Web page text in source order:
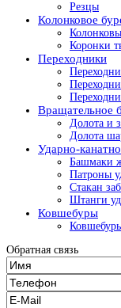
Резцы
Колонковое
Коронки
Переходники
Вращательное
Долота и
Долота
Ударно-
Башмаки
Патроны
Стакан
Штанги
Ковшебуры
Обратная связь